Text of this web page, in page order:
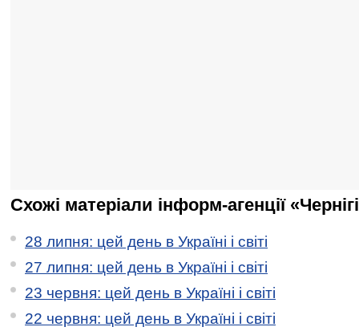
Схожі матеріали інформ-агенції
28 липня: цей день в Україні і світі
27 липня: цей день в Україні і світі
23 червня: цей день в Україні і світі
22 червня: цей день в Україні і світі